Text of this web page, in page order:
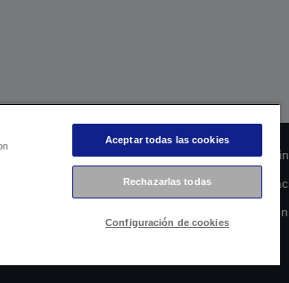
de los productos Declaración de
Ponte en contacto con nosotros en
Compromiso de accesibilidad de Epson
Aceptar todas las cookies
Rechazarlas todas
Configuración de cookies